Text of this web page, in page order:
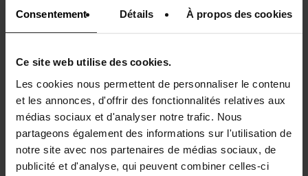
Consentement Détails À propos des cookies
Ce site web utilise des cookies.
Les cookies nous permettent de personnaliser le contenu
et les annonces, d'offrir des fonctionnalités relatives aux
médias sociaux et d'analyser notre trafic. Nous
partageons également des informations sur l'utilisation de
notre site avec nos partenaires de médias sociaux, de
publicité et d'analyse, qui peuvent combiner celles-ci
hausse de 18% à changes constants, et de 11 %
hors Miller McAsphalt. Le carnet en France
métropolitaine (3,8 milliards d'euros) est en
est en hausse de 26% à taux de change constants.
A l'international, le 1er trimestre 2019 a
notamment été marqué par la prise de
commandes du Tram de Liège et par plusieurs
contrats ferroviaires au Royaume-Uni.